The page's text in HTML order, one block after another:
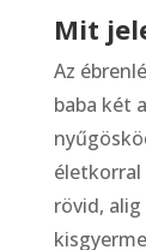
Mit
Az
baba két
rövid,